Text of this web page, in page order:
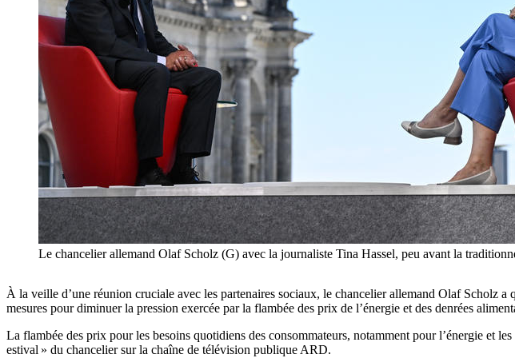
Le chancelier allemand Olaf Scholz (G) avec la journaliste Tina Hassel, peu avant la
À la veille d’une réunion cruciale avec les partenaires sociaux, le chancelier allemand Olaf Scholz
mesures pour diminuer la pression exercée par la flambée des prix de l’énergie et des denrées
La flambée des prix pour les besoins quotidiens des consommateurs, notamment pour l’énergie et
estival » du chancelier sur la chaîne de télévision publique ARD.